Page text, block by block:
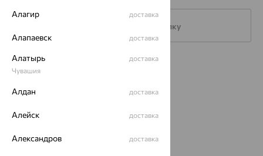
Подписаться на рассылку
Каталог
Акции
Доставка
Алагир доставка
Алапаевск доставка
Алатырь
Чувашия
доставка
Алдан доставка
Алейск доставка
Александров доставка